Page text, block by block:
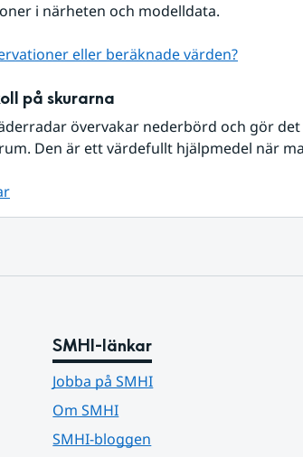
i närheten och modelldata.
eller beräknade värden?
på skurarna
övervakar nederbörd och gör
Den är ett värdefullt hjälpmedel när
SMHI-länkar
Jobba på SMHI
Om SMHI
SMHI-bloggen